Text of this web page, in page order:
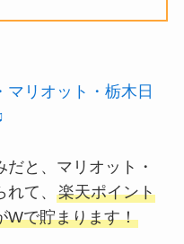
マリオット・栃木日
と、マリオット・
て、
楽天ポイント
Wで貯まります！